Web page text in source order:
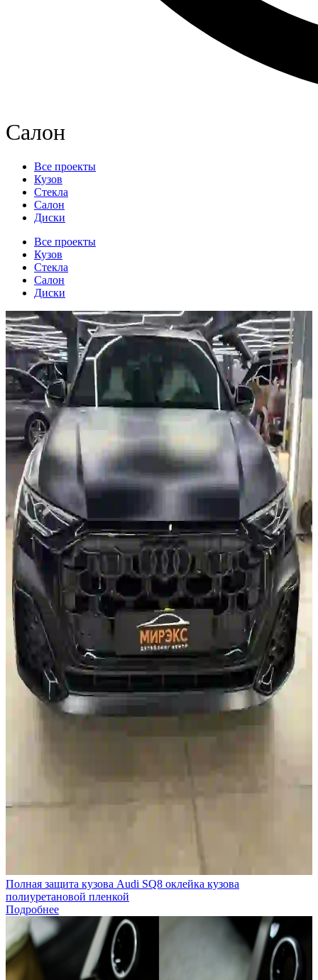
Салон
Все проекты
Кузов
Стекла
Салон
Диски
Все проекты
Кузов
Стекла
Салон
Диски
Полная защита кузова Audi SQ8 оклейка кузова
полиуретановой пленкой
Подробнее